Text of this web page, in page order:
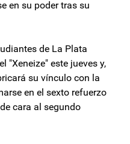
en su poder tras su
de La Plata
"Xeneize" este jueves y,
su vínculo con la
en el sexto refuerzo
cara al segundo